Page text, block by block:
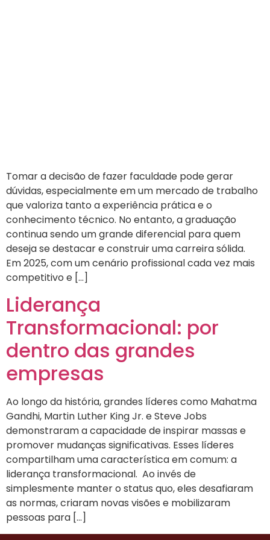
Tomar a decisão de fazer faculdade pode gerar
dúvidas, especialmente em um mercado de trabalho
que valoriza tanto a experiência prática e o
conhecimento técnico. No entanto, a graduação
continua sendo um grande diferencial para quem
deseja se destacar e construir uma carreira sólida.
Em 2025, com um cenário profissional cada vez mais
competitivo e […]
Liderança
Transformacional: por
dentro das grandes
empresas
Ao longo da história, grandes líderes como Mahatma
Gandhi, Martin Luther King Jr. e Steve Jobs
demonstraram a capacidade de inspirar massas e
promover mudanças significativas. Esses líderes
compartilham uma característica em comum: a
liderança transformacional. Ao invés de
simplesmente manter o status quo, eles desafiaram
as normas, criaram novas visões e mobilizaram
pessoas para […]